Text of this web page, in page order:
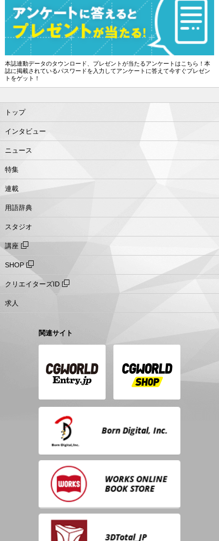
本誌連動データのタウンロード、プレゼントが当たるアンケートはこちら！本
誌に掲載されているパスワードを入力してアンケートに答えて今すぐプレゼン
トをゲット！
トップ
インタビュー
ニュース
特集
連載
用語辞典
スタジオ
講座
SHOP
クリエイターズID
求人
関連サイト